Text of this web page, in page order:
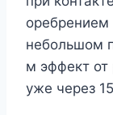
оребрением
небольшом
м эффект от
уже через